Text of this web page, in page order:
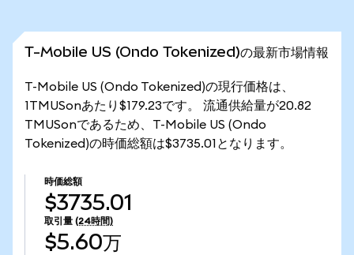
T-Mobile US (Ondo Tokenized)の最新市場情報
T-Mobile US (Ondo Tokenized)の現行価格は、
1TMUSonあたり$179.23です。 流通供給量が20.82
TMUSonであるため、T-Mobile US (Ondo
Tokenized)の時価総額は$3735.01となります。
時価総額
$3735.01
取引量 (24時間)
$5.60万